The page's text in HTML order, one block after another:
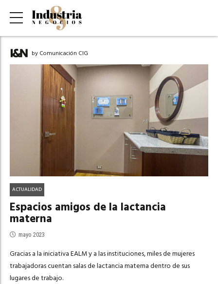
by Comunicación CIG
ACTUALIDAD
Espacios amigos de la lactancia
materna
mayo 2023
Gracias a la iniciativa EALM y a las instituciones, miles de mujeres
trabajadoras cuentan salas de lactancia materna dentro de sus
lugares de trabajo.